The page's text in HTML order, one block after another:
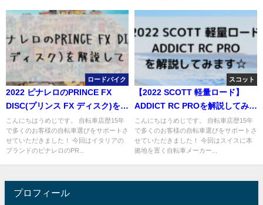
ロードバイク
2022 ピナレロのPRINCE FX
DISC(プリンス FX ディスク)を解
説してみます☆
こんにちはうめじです。 自転車店歴15年
で多くのお客様の自転車選びをサポートさ
せていただきました！ 今回はイタリアの
ブランドのピナレロのPR...
スコット
【2022 SCOTT 軽量ロード】
ADDICT RC PROを解説してみま
す☆
こんにちはうめじです。 自転車店歴15年
で多くのお客様の自転車選びをサポートさ
せていただきました！ 今回はスイスに本
拠地を置く自転車メーカー...
プロフィール